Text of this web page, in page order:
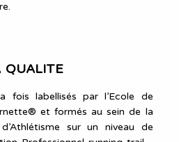
QUALITE
fois labellisés par l’Ecole de
et formés au sein de la
sur un niveau de